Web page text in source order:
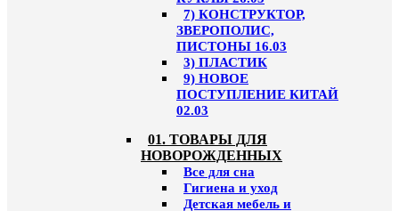
7) КОНСТРУКТОР,
ЗВЕРОПОЛИС,
ПИСТОНЫ 16.03
3) ПЛАСТИК
9) НОВОЕ
ПОСТУПЛЕНИЕ КИТАЙ
02.03
01. ТОВАРЫ ДЛЯ
НОВОРОЖДЕННЫХ
Все для сна
Гигиена и уход
Детская мебель и